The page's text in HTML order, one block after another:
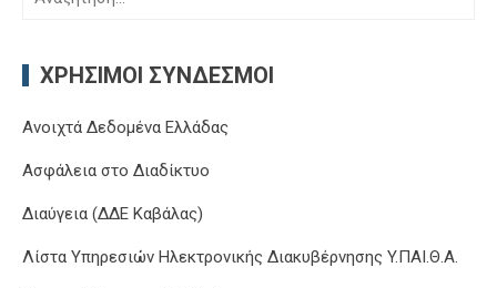
ΧΡΉΣΙΜΟΙ ΣΎΝΔΕΣΜΟΙ
Ανοιχτά Δεδομένα Ελλάδας
Ασφάλεια στο Διαδίκτυο
Διαύγεια (ΔΔΕ Καβάλας)
Λίστα Υπηρεσιών Ηλεκτρονικής Διακυβέρνησης Y.ΠΑΙ.Θ.Α.